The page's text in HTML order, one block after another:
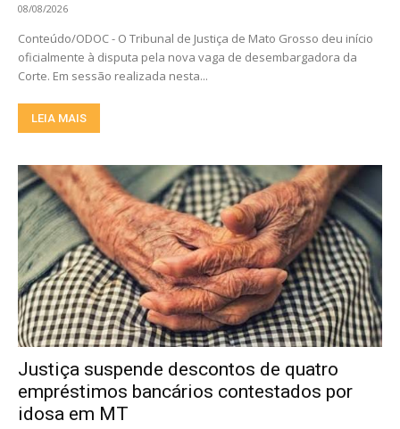
08/08/2026
Conteúdo/ODOC - O Tribunal de Justiça de Mato Grosso deu início
oficialmente à disputa pela nova vaga de desembargadora da
Corte. Em sessão realizada nesta...
LEIA MAIS
Justiça suspende descontos de quatro
empréstimos bancários contestados por
idosa em MT